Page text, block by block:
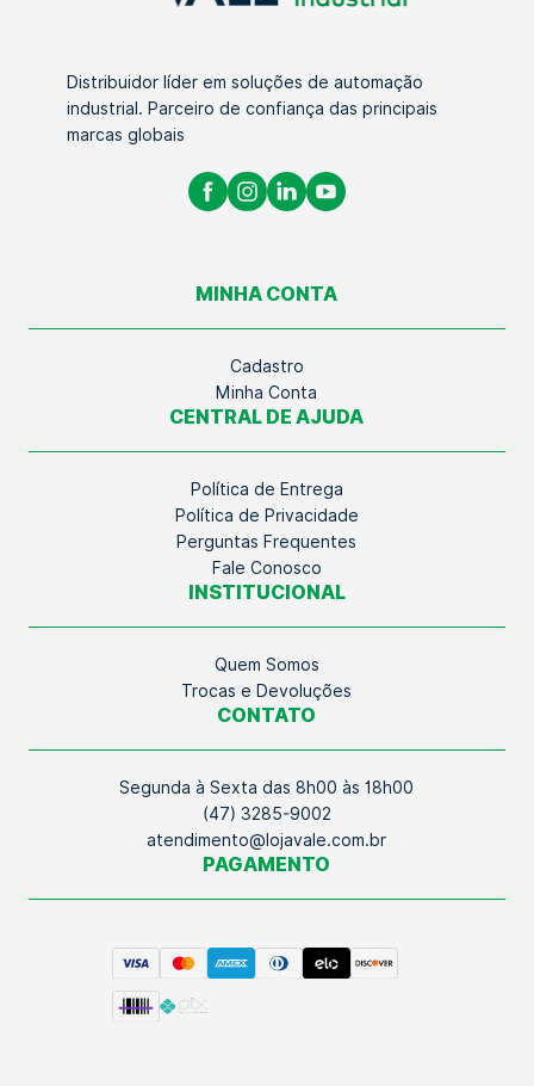
Distribuidor líder em soluções de automação
industrial. Parceiro de confiança das principais
marcas globais
MINHA CONTA
Cadastro
Minha Conta
CENTRAL DE AJUDA
Política de Entrega
Política de Privacidade
Perguntas Frequentes
Fale Conosco
INSTITUCIONAL
Quem Somos
Trocas e Devoluções
CONTATO
Segunda à Sexta das 8h00 às 18h00
(47) 3285-9002
atendimento@lojavale.com.br
PAGAMENTO